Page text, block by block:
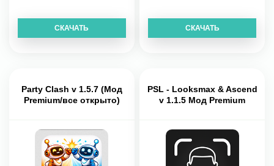
СКАЧАТЬ СКАЧАТЬ
Party Clash v 1.5.7 (Мод
Premium/все открыто)
PSL - Looksmax & Ascend
v 1.1.5 Мод Premium